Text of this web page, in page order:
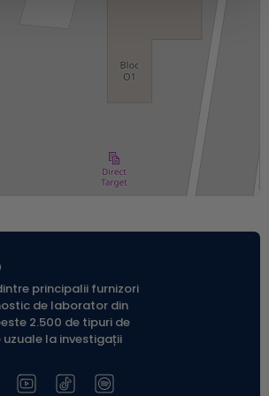
principalii furnizori
de laborator din
2.500 de tipuri de
la investigații